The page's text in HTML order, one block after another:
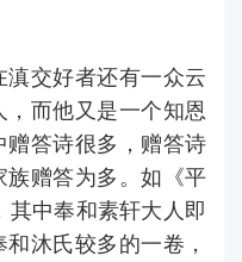
交好者还有一众云
而他又是一个知恩
答诗很多，赠答诗
赠答为多。如《平
中奉和素轩大人即
沐氏较多的一卷，